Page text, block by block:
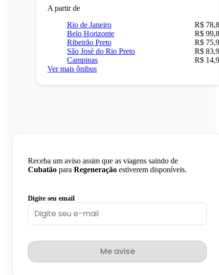
A partir de
Rio de Janeiro
R$
Belo Horizonte
R$
Ribeirão Preto
R$
São José do Rio Preto
R$
Campinas
R$
Ver mais ônibus
Receba um aviso assim que as viagens saindo de
Cubatão para Regeneração estiverem disponíveis.
Digite seu email
Me avise